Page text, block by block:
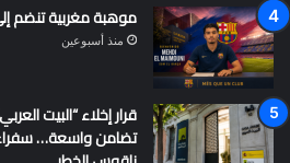
موهبة مغربية تنضم
منذ أسبوعين
قرار إخلاء “البيت
تضامن واسعة…